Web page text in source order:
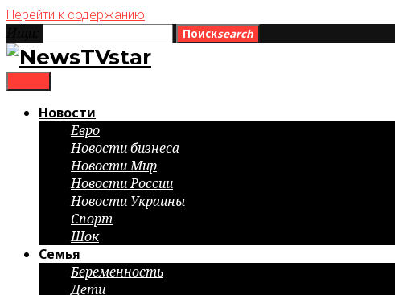
Перейти к содержанию
Поискsearch
Новости
Евро
Новости бизнеса
Новости Мир
Новости России
Новости Украины
Спорт
Шок
Семья
Беременность
Дети